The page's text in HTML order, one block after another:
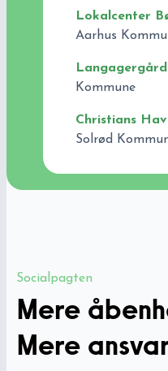
Lokalcenter
Aarhus
Kommune
Christians
Solrød
Socialpagten
Mere
Mere